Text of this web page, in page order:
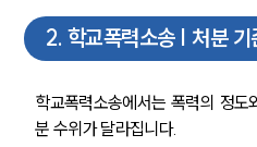
2. 학교폭력소송 | 처분 기
학교폭력소송에서는 폭력의 정
분 수위가 달라집니다.